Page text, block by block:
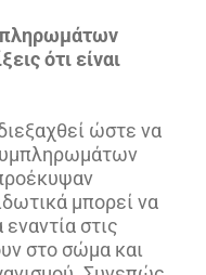
ότι είναι
ώστε να
μπορεί να
στις
στο σώμα και